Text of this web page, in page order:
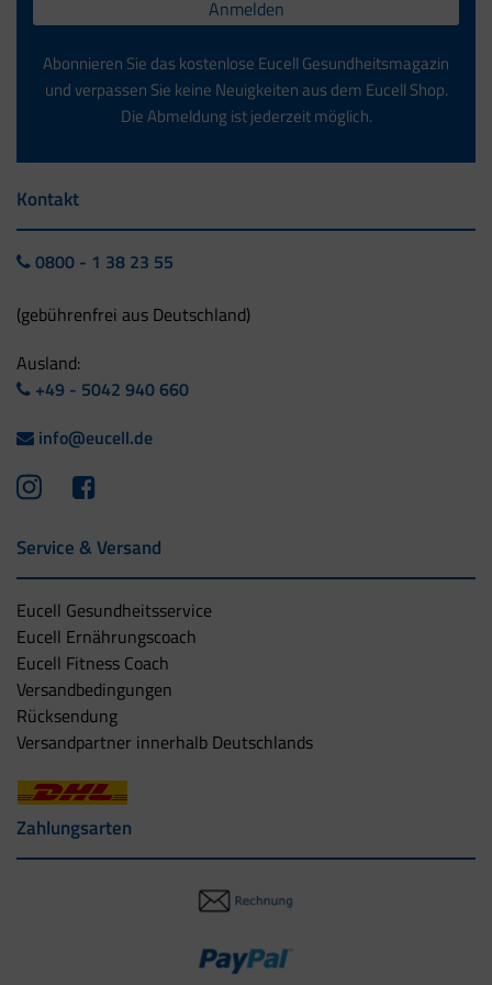
Anmelden
Abonnieren Sie das kostenlose Eucell Gesundheitsmagazin
und verpassen Sie keine Neuigkeiten aus dem Eucell Shop.
Die Abmeldung ist jederzeit möglich.
Kontakt
0800 - 1 38 23 55
(gebührenfrei aus Deutschland)
Ausland:
+49 - 5042 940 660
info@eucell.de
Service & Versand
Eucell Gesundheitsservice
Eucell Ernährungscoach
Eucell Fitness Coach
Versandbedingungen
Rücksendung
Versandpartner innerhalb Deutschlands
Zahlungsarten